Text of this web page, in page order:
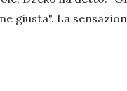
giusta". La